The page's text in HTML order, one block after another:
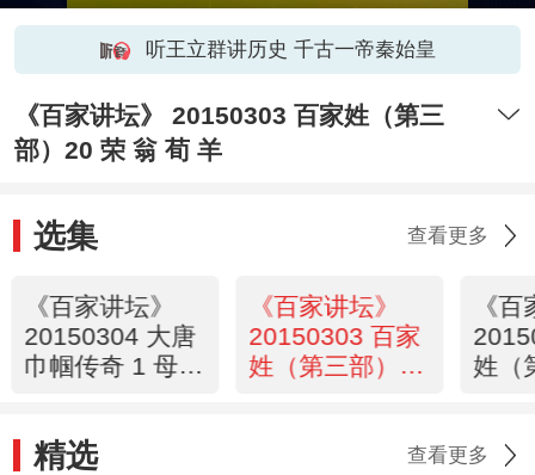
听王立群讲历史 千古一帝秦始皇
《百家讲坛》 20150303 百家姓（第三
部）20 荣 翁 荀 羊
选集 查看更多
《百家讲坛》
20150304 大唐
巾帼传奇 1 母仪
《百家讲坛》
20150303 百家
姓（第三部）20
《
姓（
精选 查看更多